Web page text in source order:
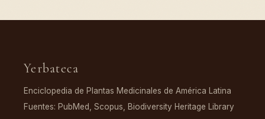
Yerbateca
Enciclopedia de Plantas Medicinales de América Latina
Fuentes: PubMed, Scopus, Biodiversity Heritage Library